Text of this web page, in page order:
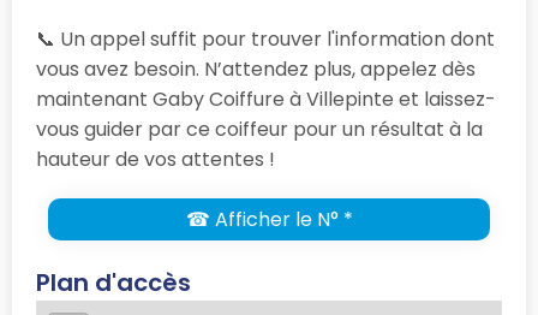
📞 Un appel suffit pour trouver l'information dont
vous avez besoin. N’attendez plus, appelez dès
maintenant Gaby Coiffure à Villepinte et laissez-
vous guider par ce coiffeur pour un résultat à la
hauteur de vos attentes !
☎ Afficher le N° *
Plan d'accès